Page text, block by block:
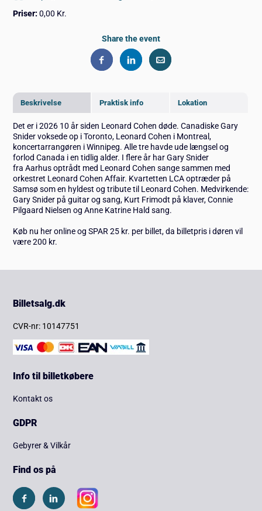
Beskrivelse Praktisk info Lokation
Det er i 2026 10 år siden Leonard Cohen døde. Canadiske Gary
Snider voksede op i Toronto, Leonard Cohen i Montreal,
koncertarrangøren i Winnipeg. Alle tre havde ude længsel og
forlod Canada i en tidlig alder. I flere år har Gary Snider
fra Aarhus optrådt med Leonard Cohen sange sammen med
orkestret Leonard Cohen Affair. Kvartetten LCA optræder på
Samsø som en hyldest og tribute til Leonard Cohen. Medvirkende:
Gary Snider på guitar og sang, Kurt Frimodt på klaver, Connie
Pilgaard Nielsen og Anne Katrine Hald sang.
Køb nu her online og SPAR 25 kr. per billet, da billetpris i døren vil
være 200 kr.
Priser: 0,00 Kr.
Share the event
Billetsalg.dk
CVR-nr: 10147751
Info til billetkøbere
Kontakt os
GDPR
Gebyrer & Vilkår
Find os på